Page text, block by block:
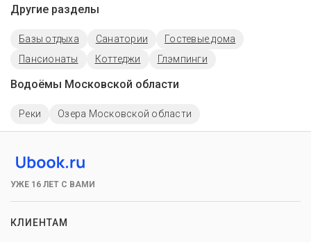
Другие разделы
Базы отдыха Санатории
Гостевые дома
Пансионаты
Коттеджи Глэмпинги
Водоёмы Московской области
Реки Озера Московской области
УЖЕ 16 ЛЕТ С ВАМИ
КЛИЕНТАМ